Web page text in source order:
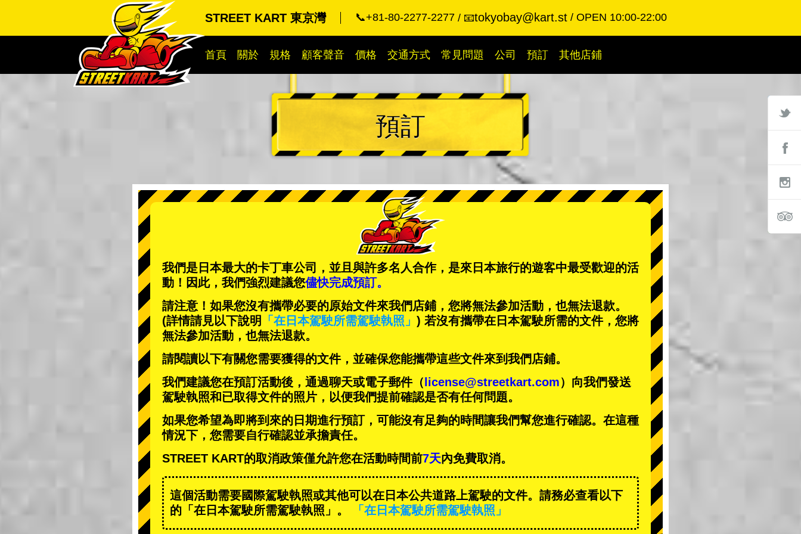
STREET KART 東京灣 📞+81-80-2277-2277 📧tokyobay@kart.st OPEN 10:00-22:00
首頁 關於 規格 顧客聲音 價格 交通方式 常見問題 公司 預訂 其他店鋪
預訂
我們是日本最大的卡丁車公司，並且與許多名人合作，是來日本旅行的遊客中最受歡迎的活
動 ！因此，我們強烈建議您儘快完成預訂。
請注意！如果您沒有攜帶必要的原始文件來我們店鋪，您將無法參加活動，也無法退款。
(詳情請見以下說明
「在日本駕駛所需駕駛執照」 ) 若沒有攜帶在日本駕駛所需的文件，您將
無法參加活動，也無法退款。
請閱讀以下有關您需要獲得的文件，並確保您能攜帶這些文件來到我們店鋪。
我們建議您在預訂活動後，通過聊天或電子郵件（ license@streetkart.com）向我們發送
駕駛執照和已取得文件的照片，以便我們提前確認是否有任何問題。
如果您希望為即將到來的日期進行預訂，可能沒有足夠的時間讓我們幫您進行確認。在這種
情況下，您需要自行確認並承擔責任。
STREET KART的取消政策僅允許您在活動時間前7天內免費取消。
這個活動需要國際駕駛執照或其他可以在日本公共道路上駕駛的文件。請務必查看以下
的「在日本駕駛所需駕駛執照」。
「在日本駕駛所需駕駛執照」